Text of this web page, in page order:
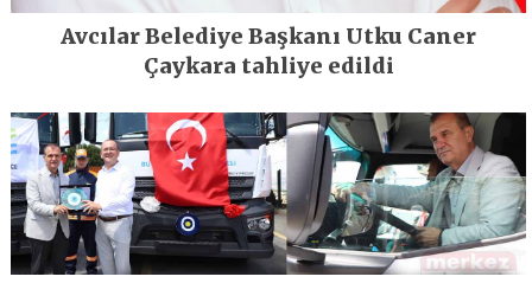
Avcılar Belediye Başkanı Utku Caner
Çaykara tahliye edildi